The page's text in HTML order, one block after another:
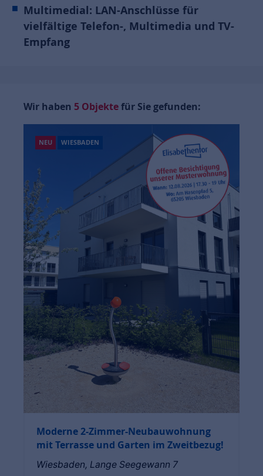
Multimedial: LAN-Anschlüsse für
vielfältige Telefon-, Multimedia und TV-
Empfang
Wir haben 5 Objektefür Sie gefunden:
NEU WIESBADEN
Moderne 2-Zimmer-Neubauwohnung
mit Terrasse und Garten im Zweitbezug!
Wiesbaden, Lange Seegewann 7